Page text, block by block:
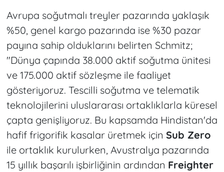
Avrupa soğutmalı treyler pazarında yaklaşık
%50, genel kargo pazarında ise %30 pazar
payına sahip olduklarını belirten Schmitz;
"Dünya çapında 38.000 aktif soğutma ünitesi
ve 175.000 aktif sözleşme ile faaliyet
gösteriyoruz. Tescilli soğutma ve telematik
teknolojilerini uluslararası ortaklıklarla küresel
çapta genişliyoruz. Bu kapsamda Hindistan'da
hafif frigorifik kasalar üretmek için Sub Zero
ile ortaklık kurulurken, Avustralya pazarında
15 yıllık başarılı işbirliğinin ardından Freighter